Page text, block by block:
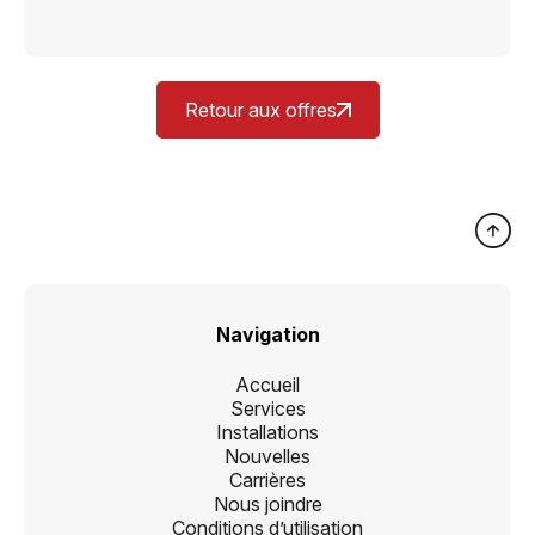
Retour aux offres
Navigation
Accueil
Services
Installations
Nouvelles
Carrières
Nous joindre
Conditions d’utilisation